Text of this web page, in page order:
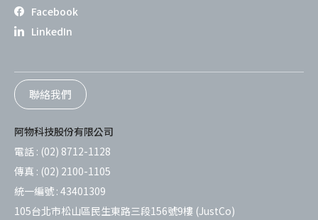
Facebook
LinkedIn
聯絡我們
阿物科技股份有限公司
電話 : (02) 8712-1128
傳真 : (02) 2100-1105
統一編號 : 43401309
105台北市松山區民生東路三段156號9樓 (JustCo)